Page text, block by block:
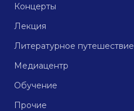
Концерты
Лекция
Литературное путешествие
Медиацентр
Обучение
Прочие